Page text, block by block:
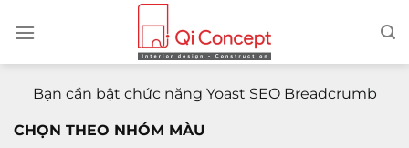
đến
Bạn cần bật chức năng Yoast SEO Breadcrumb
CHỌN THEO NHÓM MÀU